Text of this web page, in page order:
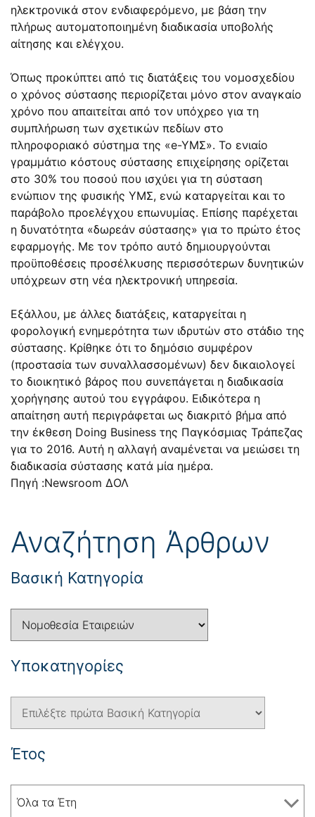
ηλεκτρονικά στον ενδιαφερόμενο, με βάση την
πλήρως αυτοματοποιημένη διαδικασία υποβολής
αίτησης και ελέγχου.
Όπως προκύπτει από τις διατάξεις του νομοσχεδίου
ο χρόνος σύστασης περιορίζεται μόνο στον αναγκαίο
χρόνο που απαιτείται από τον υπόχρεο για τη
συμπλήρωση των σχετικών πεδίων στο
πληροφοριακό σύστημα της «e-YΜΣ». Το ενιαίο
γραμμάτιο κόστους σύστασης επιχείρησης ορίζεται
στο 30% του ποσού που ισχύει για τη σύσταση
ενώπιον της φυσικής ΥΜΣ, ενώ καταργείται και το
παράβολο προελέγχου επωνυμίας. Επίσης παρέχεται
η δυνατότητα «δωρεάν σύστασης» για το πρώτο έτος
εφαρμογής. Με τον τρόπο αυτό δημιουργούνται
προϋποθέσεις προσέλκυσης περισσότερων δυνητικών
υπόχρεων στη νέα ηλεκτρονική υπηρεσία.
Εξάλλου, με άλλες διατάξεις, καταργείται η
φορολογική ενημερότητα των ιδρυτών στο στάδιο της
σύστασης. Κρίθηκε ότι το δημόσιο συμφέρον
(προστασία των συναλλασσομένων) δεν δικαιολογεί
το διοικητικό βάρος που συνεπάγεται η διαδικασία
χορήγησης αυτού του εγγράφου. Ειδικότερα η
απαίτηση αυτή περιγράφεται ως διακριτό βήμα από
την έκθεση Doing Business της Παγκόσμιας Τράπεζας
για το 2016. Αυτή η αλλαγή αναμένεται να μειώσει τη
διαδικασία σύστασης κατά μία ημέρα.
Πηγή :Newsroom ΔΟΛ
Αναζήτηση Άρθρων
Βασική Κατηγορία
Yποκατηγορίες
Έτος
Όλα τα Έτη